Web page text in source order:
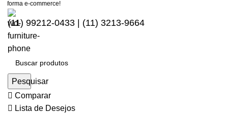
e-commerce!
(11) 99212-0433 | (11) 3213-9664
Pesquisar
Comparar
Lista de Desejos